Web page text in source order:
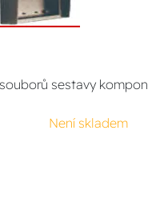
sestavy
Není skladem